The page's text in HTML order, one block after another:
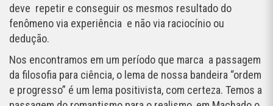
deve repetir e conseguir os mesmos resultado do
fenômeno via experiência e não via raciocínio ou
dedução.
Nos encontramos em um período que marca a passagem
da filosofia para ciência, o lema de nossa bandeira “ordem
e progresso” é um lema positivista, com certeza. Temos a